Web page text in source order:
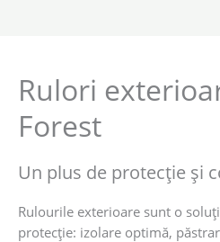
Rulori
Forest
Un plus de protecție și
Rulourile exterioare sunt o
protecție: izolare optimă,